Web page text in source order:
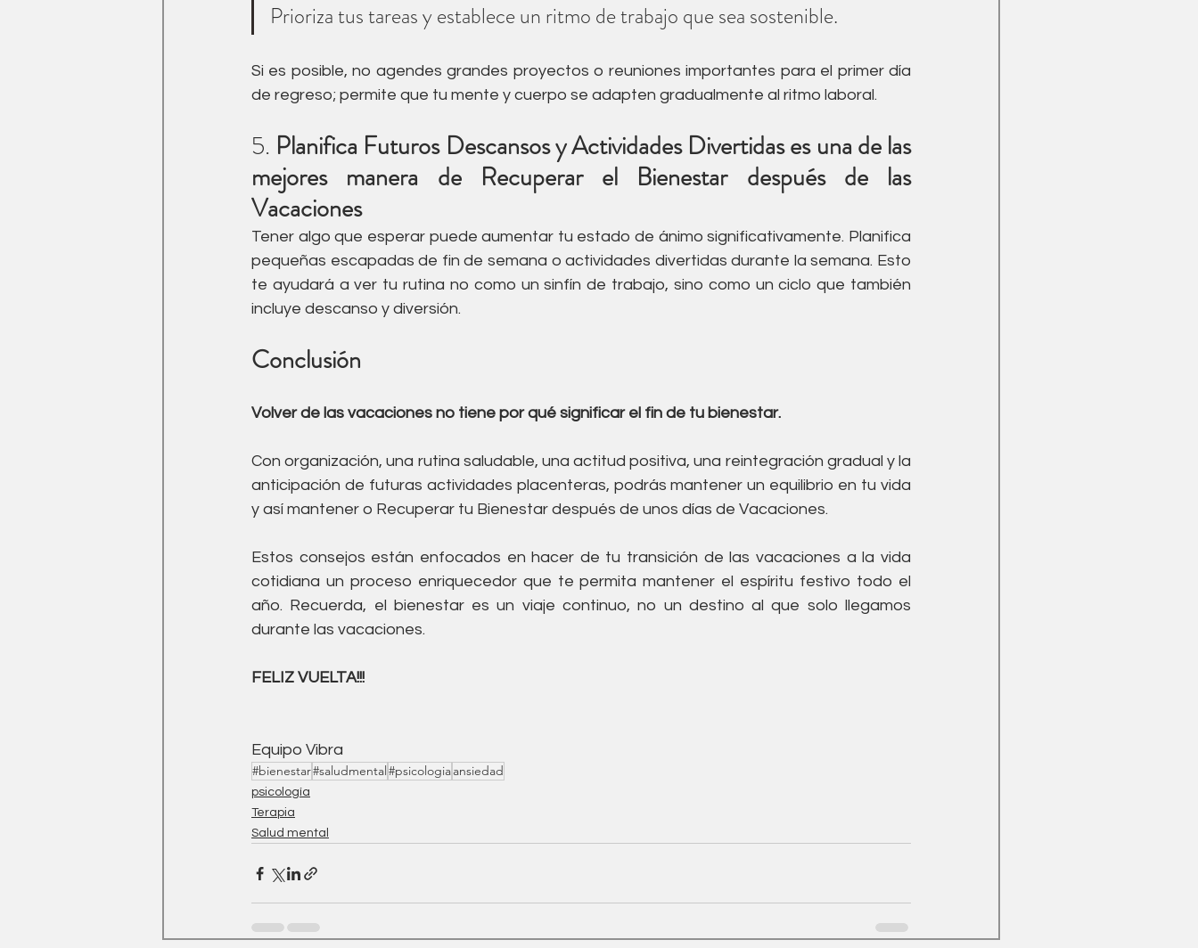
Prioriza tus tareas y establece un ritmo de trabajo que sea sostenible.
Si es posible, no agendes grandes proyectos o reuniones importantes para el primer día
de regreso; permite que tu mente y cuerpo se adapten gradualmente al ritmo laboral.
5. Planifica Futuros Descansos y Actividades Divertidas es una de las
mejores manera de Recuperar el Bienestar después de las
Vacaciones
Tener algo que esperar puede aumentar tu estado de ánimo significativamente. Planifica
pequeñas escapadas de fin de semana o actividades divertidas durante la semana. Esto
te ayudará a ver tu rutina no como un sinfín de trabajo, sino como un ciclo que también
incluye descanso y diversión.
Conclusión
Volver de las vacaciones no tiene por qué significar el fin de tu bienestar.
Con organización, una rutina saludable, una actitud positiva, una reintegración gradual y la
anticipación de futuras actividades placenteras, podrás mantener un equilibrio en tu vida
y así mantener o Recuperar tu Bienestar después de unos días de Vacaciones.
Estos consejos están enfocados en hacer de tu transición de las vacaciones a la vida
cotidiana un proceso enriquecedor que te permita mantener el espíritu festivo todo el
año. Recuerda, el bienestar es un viaje continuo, no un destino al que solo llegamos
durante las vacaciones.
FELIZ VUELTA!!!
Equipo Vibra
#bienestar#saludmental #psicologiaansiedad
psicología
Terapia
Salud mental